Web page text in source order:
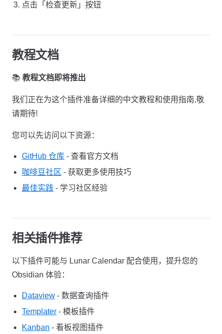
点击「检查更新」按钮
教程文档
📚 教程文档即将推出
我们正在为这个插件准备详细的中文教程和使用指南,敬
请期待!
您可以先访问以下资源：
GitHub 仓库 - 查看官方文档
咖啡豆社区 - 获取更多使用技巧
最佳实践 - 学习社区经验
相关插件推荐
以下插件可能与 Lunar Calendar 配合使用，提升您的
Obsidian 体验：
Dataview - 数据查询插件
Templater - 模板插件
Kanban - 看板视图插件